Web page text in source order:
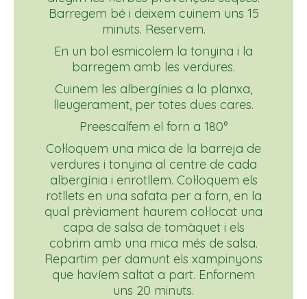
Barregem bé i deixem cuinem uns 15
minuts. Reservem.
En un bol esmicolem la tonyina i la
barregem amb les verdures.
Cuinem les albergínies a la planxa,
lleugerament, per totes dues cares.
Preescalfem el forn a 180°
Col·loquem una mica de la barreja de
verdures i tonyina al centre de cada
albergínia i enrotllem. Col·loquem els
rotllets en una safata per a forn, en la
qual prèviament haurem col·locat una
capa de salsa de tomàquet i els
cobrim amb una mica més de salsa.
Repartim per damunt els xampinyons
que havíem saltat a part. Enfornem
uns 20 minuts.